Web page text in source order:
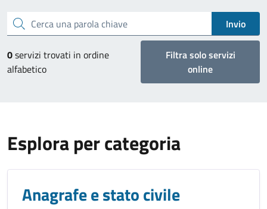
Cerca una parola chiave Invio
0servizi trovati in ordine
alfabetico
Filtra solo servizi
online
Esplora per categoria
Anagrafe e stato civile